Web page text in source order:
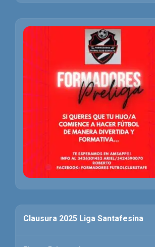
Clausura 2025 Liga Santafesina